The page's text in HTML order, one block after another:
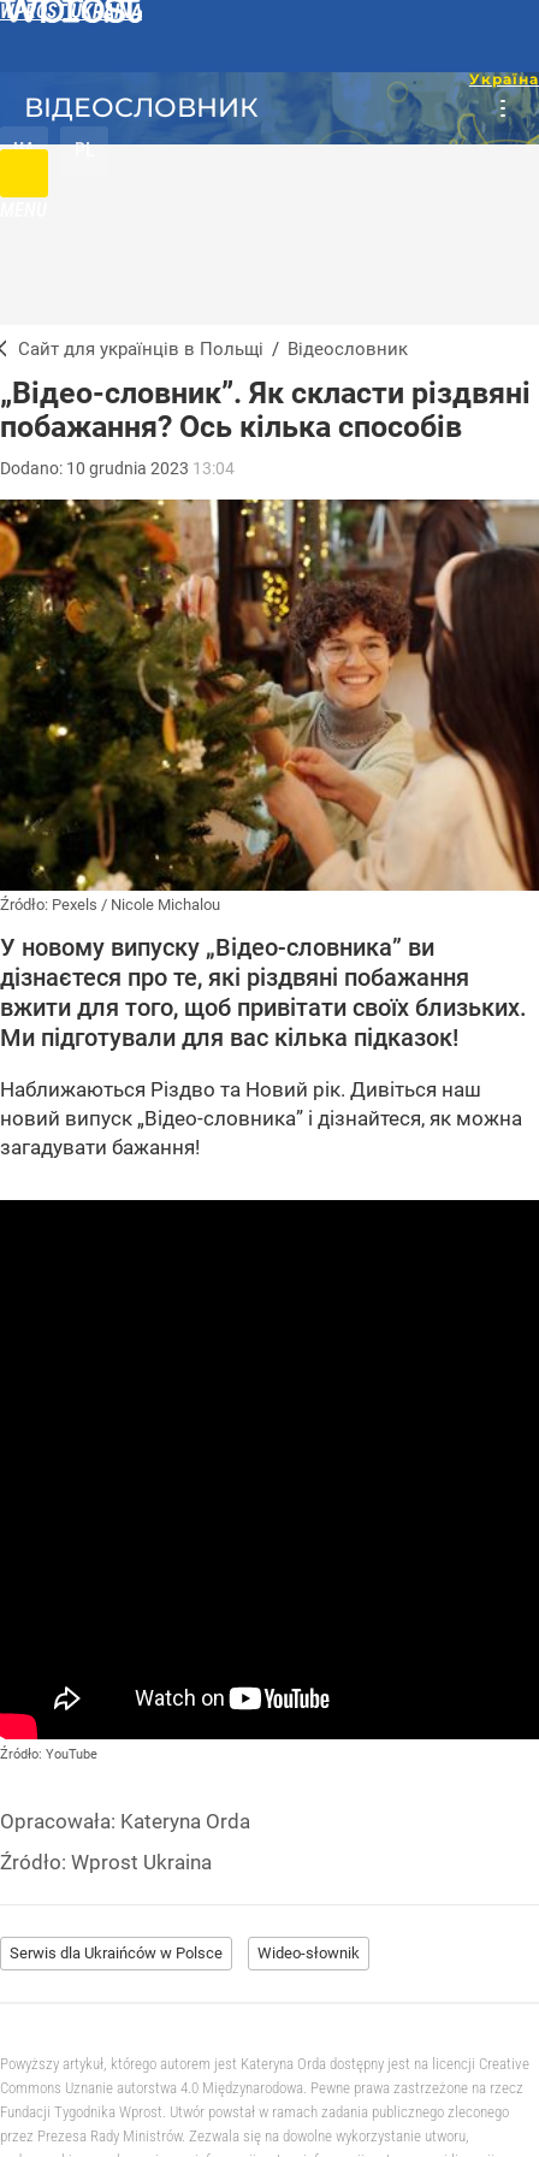
WPROST UKRAINA
UA PL
ВІДЕОСЛОВНИК
Сайт для українців в Польщі / Відеословник
„Відео-словник”. Як скласти різдвяні
побажання? Ось кілька способів
Dodano: 10 grudnia 2023 13:04
Źródło: Pexels / Nicole Michalou
У новому випуску „Відео-словника” ви
дізнаєтеся про те, які різдвяні побажання
вжити для того, щоб привітати своїх близьких.
Ми підготували для вас кілька підказок!
Наближаються Різдво та Новий рік. Дивіться наш
новий випуск „Відео-словника” і дізнайтеся, як можна
загадувати бажання!
Źródło: YouTube
Opracowała: Kateryna Orda
Źródło: Wprost Ukraina
Serwis dla Ukraińców w Polsce Wideo-słownik
Powyższy artykuł, którego autorem jest Kateryna Orda dostępny jest na licencji Creative
Commons Uznanie autorstwa 4.0 Międzynarodowa. Pewne prawa zastrzeżone na rzecz
Fundacji Tygodnika Wprost. Utwór powstał w ramach zadania publicznego zleconego
przez Prezesa Rady Ministrów. Zezwala się na dowolne wykorzystanie utworu,